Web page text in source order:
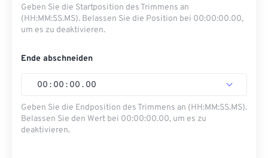
Geben Sie die Startposition des Trimmens an
(HH:MM:SS.MS). Belassen Sie die Position bei 00:00:00.00,
um es zu deaktivieren.
Ende abschneiden
00 : 00 : 00 . 00
Geben Sie die Endposition des Trimmens an (HH:MM:SS.MS).
Belassen Sie den Wert bei 00:00:00.00, um es zu
deaktivieren.